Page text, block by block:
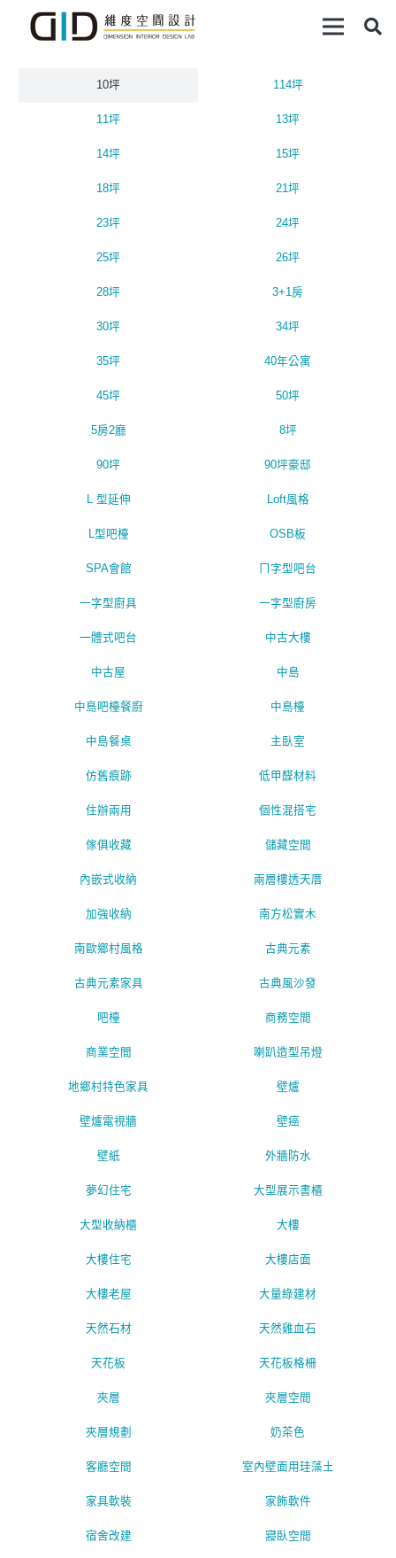
10坪 114坪
11坪 13坪
14坪 15坪
18坪 21坪
23坪 24坪
25坪 26坪
28坪 3+1房
30坪 34坪
35坪 40年公寓
45坪 50坪
5房2廳 8坪
90坪 90坪豪邸
L 型延伸 Loft風格
L型吧檯 OSB板
SPA會館 ㄇ字型吧台
一字型廚具 一字型廚房
一體式吧台 中古大樓
中古屋 中島
中島吧檯餐廚 中島檯
中島餐桌 主臥室
仿舊痕跡 低甲醛材料
住辦兩用 個性混搭宅
傢俱收藏 儲藏空間
內嵌式收納 兩層樓透天厝
加強收納 南方松實木
南歐鄉村風格 古典元素
古典元素家具 古典風沙發
吧檯 商務空間
商業空間 喇趴造型吊燈
地鄉村特色家具 壁爐
壁爐電視牆 壁癌
壁紙 外牆防水
夢幻住宅 大型展示書櫃
大型收納櫃 大樓
大樓住宅 大樓店面
大樓老屋 大量綠建材
天然石材 天然雞血石
天花板 天花板格柵
夾層 夾層空間
夾層規劃 奶茶色
客廳空間 室內壁面用珪藻土
家具軟裝 家飾軟件
宿舍改建 寢臥空間